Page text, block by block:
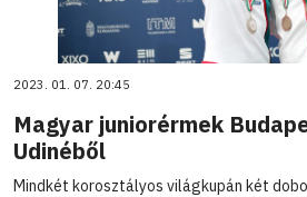
2023. 01. 07. 20:45
Magyar juniorérmek
Udinéből
Mindkét korosztályos világkupán két